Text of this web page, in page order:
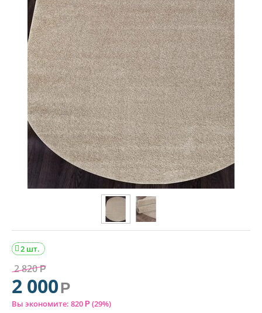
2 шт.

2 820 Р
2 000Р
Вы экономите: 820 Р (29%)